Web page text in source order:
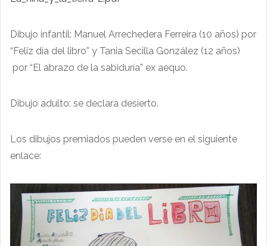
Dibujo infantil: Manuel Arrechedera Ferreira (10 años) por
“Feliz día del libro” y Tania Secilla González (12 años)
por “El abrazo de la sabiduría” ex aequo.
Dibujo adulto: se declara desierto.
Los dibujos premiados pueden verse en el siguiente
enlace: